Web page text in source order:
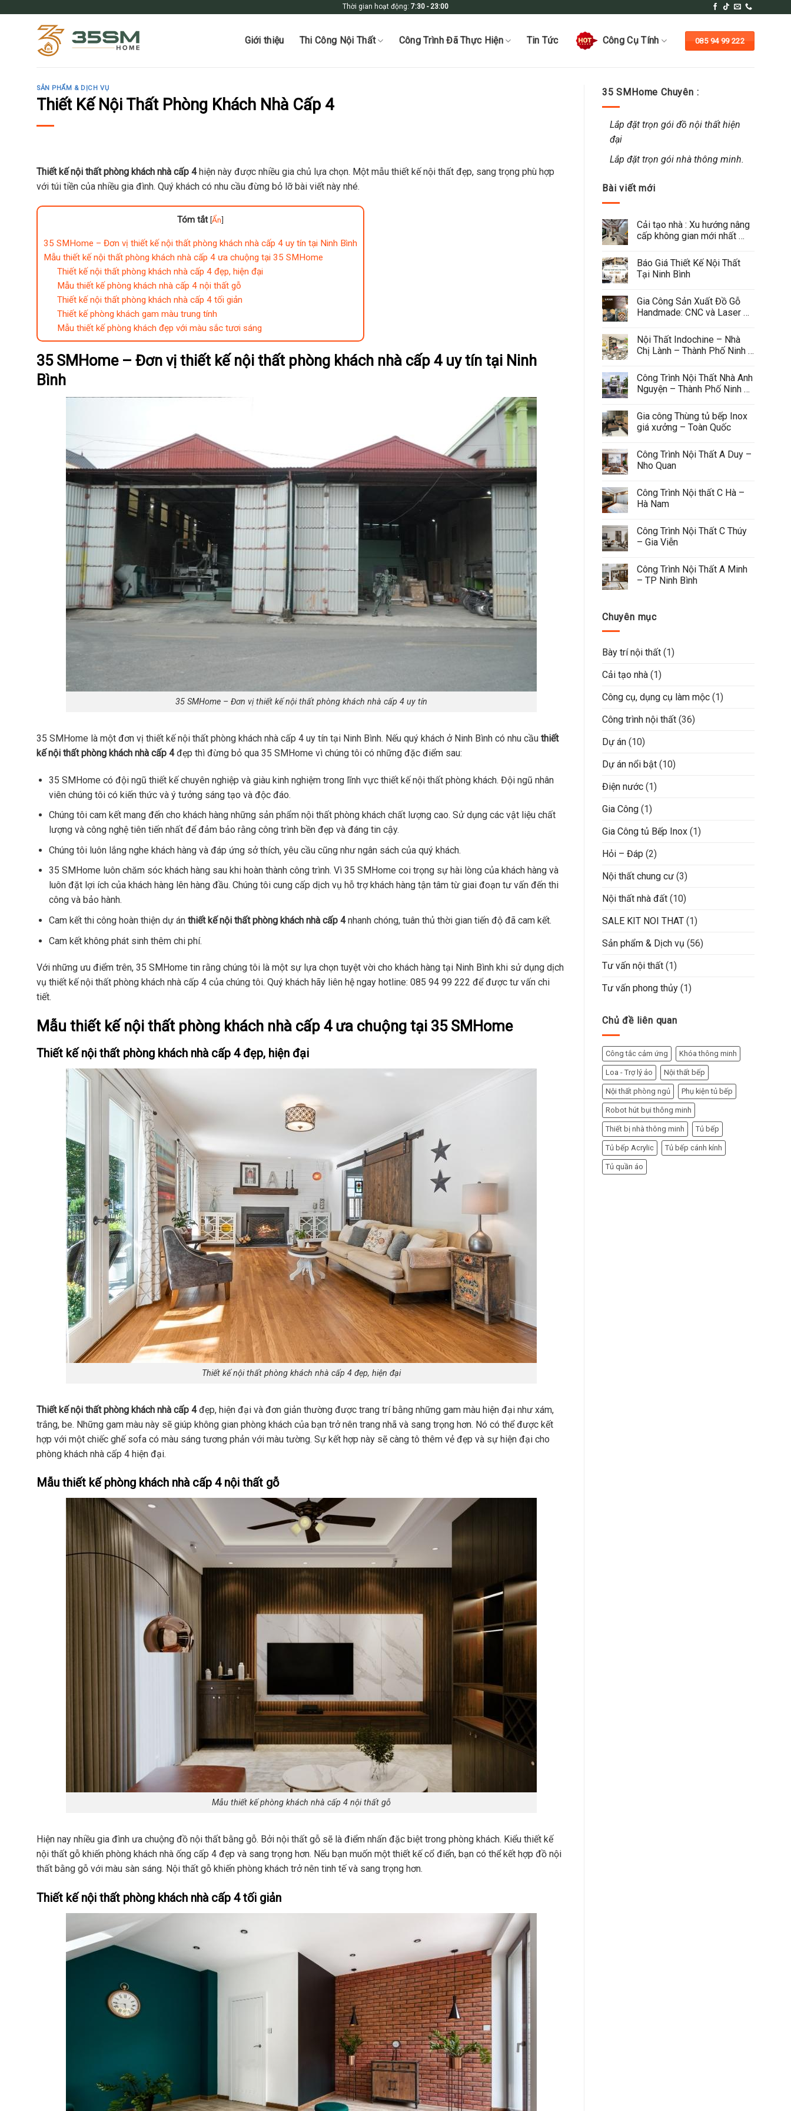
Thời gian hoạt động: 7:30 - 23:00
Giới thiệu Thi Công Nội Thất Công Trình Đã Thực Hiện Tin Tức Công Cụ Tính 085 94 99 222
SẢN PHẨM & DỊCH VỤ
Thiết Kế Nội Thất Phòng Khách Nhà Cấp 4
Thiết kế nội thất phòng khách nhà cấp 4hiện này được nhiều gia chủ lựa chọn. Một mẫu thiết kế nội thất đẹp, sang trọng phù hợp
với túi tiền của nhiều gia đình. Quý khách có nhu cầu đừng bỏ lỡ bài viết này nhé.
Tóm tắt [Ẩn]
35 SMHome – Đơn vị thiết kế nội thất phòng khách nhà cấp 4 uy tín tại Ninh Bình
Mẫu thiết kế nội thất phòng khách nhà cấp 4 ưa chuộng tại 35 SMHome
Thiết kế nội thất phòng khách nhà cấp 4 đẹp, hiện đại
Mẫu thiết kế phòng khách nhà cấp 4 nội thất gỗ
Thiết kế nội thất phòng khách nhà cấp 4 tối giản
Thiết kế phòng khách gam màu trung tính
Mẫu thiết kế phòng khách đẹp với màu sắc tươi sáng
35 SMHome – Đơn vị thiết kế nội thất phòng khách nhà cấp 4 uy tín tại Ninh
Bình
35 SMHome – Đơn vị thiết kế nội thất phòng khách nhà cấp 4 uy tín
35 SMHome là một đơn vị thiết kế nội thất phòng khách nhà cấp 4 uy tín tại Ninh Bình. Nếu quý khách ở Ninh Bình có nhu cầu thiết
kế nội thất phòng khách nhà cấp 4đẹp thì đừng bỏ qua 35 SMHome vì chúng tôi có những đặc điểm sau:
35 SMHome có đội ngũ thiết kế chuyên nghiệp và giàu kinh nghiệm trong lĩnh vực thiết kế nội thất phòng khách. Đội ngũ nhân
viên chúng tôi có kiến thức và ý tưởng sáng tạo và độc đáo.
Chúng tôi cam kết mang đến cho khách hàng những sản phẩm nội thất phòng khách chất lượng cao. Sử dụng các vật liệu chất
lượng và công nghệ tiên tiến nhất để đảm bảo rằng công trình bền đẹp và đáng tin cậy.
Chúng tôi luôn lắng nghe khách hàng và đáp ứng sở thích, yêu cầu cũng như ngân sách của quý khách.
35 SMHome luôn chăm sóc khách hàng sau khi hoàn thành công trình. Vì 35 SMHome coi trọng sự hài lòng của khách hàng và
luôn đặt lợi ích của khách hàng lên hàng đầu. Chúng tôi cung cấp dịch vụ hỗ trợ khách hàng tận tâm từ giai đoạn tư vấn đến thi
công và bảo hành.
Cam kết thi công hoàn thiện dự án thiết kế nội thất phòng khách nhà cấp 4nhanh chóng, tuân thủ thời gian tiến độ đã cam kết.
Cam kết không phát sinh thêm chi phí.
Với những ưu điểm trên, 35 SMHome tin rằng chúng tôi là một sự lựa chọn tuyệt vời cho khách hàng tại Ninh Bình khi sử dụng dịch
vụ thiết kế nội thất phòng khách nhà cấp 4 của chúng tôi. Quý khách hãy liên hệ ngay hotline: 085 94 99 222 để được tư vấn chi
tiết.
Mẫu thiết kế nội thất phòng khách nhà cấp 4 ưa chuộng tại 35 SMHome
Thiết kế nội thất phòng khách nhà cấp 4 đẹp, hiện đại
Thiết kế nội thất phòng khách nhà cấp 4 đẹp, hiện đại
Thiết kế nội thất phòng khách nhà cấp 4đẹp, hiện đại và đơn giản thường được trang trí bằng những gam màu hiện đại như xám,
trắng, be. Những gam màu này sẽ giúp không gian phòng khách của bạn trở nên trang nhã và sang trọng hơn. Nó có thể được kết
hợp với một chiếc ghế sofa có màu sáng tương phản với màu tường. Sự kết hợp này sẽ càng tô thêm vẻ đẹp và sự hiện đại cho
phòng khách nhà cấp 4 hiện đại.
Mẫu thiết kế phòng khách nhà cấp 4 nội thất gỗ
Mẫu thiết kế phòng khách nhà cấp 4 nội thất gỗ
Hiện nay nhiều gia đình ưa chuộng đồ nội thất bằng gỗ. Bởi nội thất gỗ sẽ là điểm nhấn đặc biệt trong phòng khách. Kiểu thiết kế
nội thất gỗ khiến phòng khách nhà ống cấp 4 đẹp và sang trọng hơn. Nếu bạn muốn một thiết kế cổ điển, bạn có thể kết hợp đồ nội
thất bằng gỗ với màu sàn sáng. Nội thất gỗ khiến phòng khách trở nên tinh tế và sang trọng hơn.
Thiết kế nội thất phòng khách nhà cấp 4 tối giản
35 SMHome Chuyên :
Lắp đặt trọn gói đồ nội thất hiện
đại
Lắp đặt trọn gói nhà thông minh.
Bài viết mới
Cải tạo nhà : Xu hướng nâng
cấp không gian mới nhất
Báo Giá Thiết Kế Nội Thất
Tại Ninh Bình
Gia Công Sản Xuất Đồ Gỗ
Handmade: CNC và Laser
Nội Thất Indochine – Nhà
Chị Lành – Thành Phố Ninh
Công Trình Nội Thất Nhà Anh
Nguyện – Thành Phố Ninh
Gia công Thùng tủ bếp Inox
giá xưởng – Toàn Quốc
Công Trình Nội Thất A Duy –
Nho Quan
Công Trình Nội thất C Hà –
Hà Nam
Công Trình Nội Thất C Thúy
– Gia Viễn
Công Trình Nội Thất A Minh
– TP Ninh Bình
Chuyên mục
Bày trí nội thất (1)
Cải tạo nhà (1)
Công cụ, dụng cụ làm mộc (1)
Công trình nội thất (36)
Dự án (10)
Dự án nổi bật (10)
Điện nước (1)
Gia Công (1)
Gia Công tủ Bếp Inox (1)
Hỏi – Đáp (2)
Nội thất chung cư (3)
Nội thất nhà đất (10)
SALE KIT NOI THAT (1)
Sản phẩm & Dịch vụ (56)
Tư vấn nội thất (1)
Tư vấn phong thủy (1)
Chủ đề liên quan
Công tắc cảm ứng Khóa thông minh
Loa - Trợ lý ảo Nội thất bếp
Nội thất phòng ngủ Phụ kiện tủ bếp
Robot hút bụi thông minh
Thiết bị nhà thông minh Tủ bếp
Tủ bếp Acrylic Tủ bếp cánh kính
Tủ quần áo